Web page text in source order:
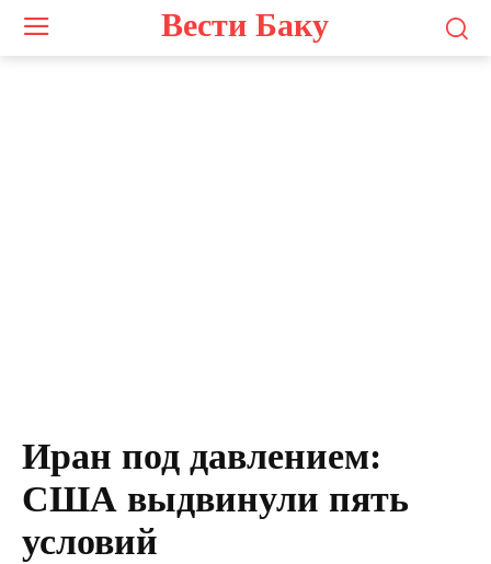
Вести Баку
Иран под давлением:
США выдвинули пять
условий